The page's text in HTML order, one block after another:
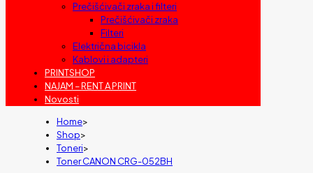
Prečišćivači zraka i filteri
Prečišćivači zraka
Filteri
Električna bicikla
Kablovi i adapteri
PRINTSHOP
NAJAM – RENT A PRINT
Novosti
Home>
Shop>
Toneri>
Toner CANON CRG-052BH